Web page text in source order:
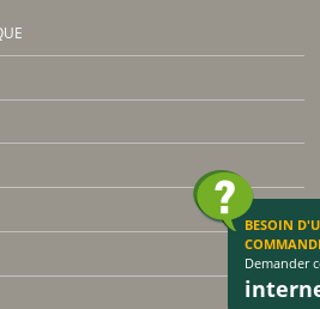
BESOIN
Demander